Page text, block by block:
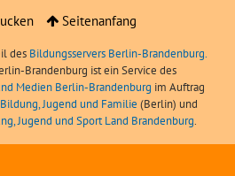
Seitenanfang
des Bildungsservers Berlin-Brandenburg.
Brandenburg ist ein Service des
Medien Berlin-Brandenburg im Auftrag
Jugend und Familie (Berlin) und
Jugend und Sport Land Brandenburg.